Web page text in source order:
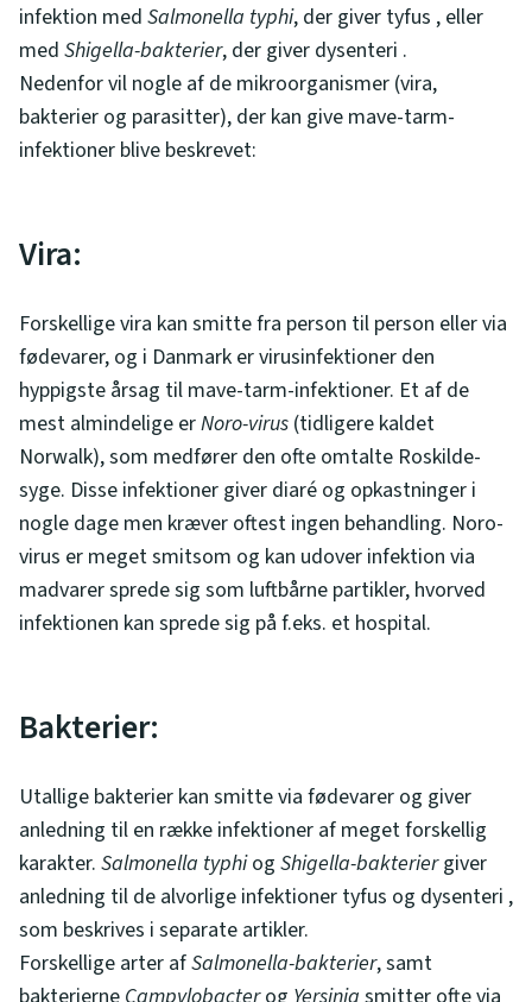
infektion med Salmonella typhi, der giver tyfus , eller
med Shigella-bakterier, der giver dysenteri .
Nedenfor vil nogle af de mikroorganismer (vira,
bakterier og parasitter), der kan give mave-tarm-
infektioner blive beskrevet:
Vira:
Forskellige vira kan smitte fra person til person eller via
fødevarer, og i Danmark er virusinfektioner den
hyppigste årsag til mave-tarm-infektioner. Et af de
mest almindelige erNoro-virus (tidligere kaldet
Norwalk), som medfører den ofte omtalte Roskilde-
syge. Disse infektioner giver diaré og opkastninger i
nogle dage men kræver oftest ingen behandling. Noro-
virus er meget smitsom og kan udover infektion via
madvarer sprede sig som luftbårne partikler, hvorved
infektionen kan sprede sig på f.eks. et hospital.
Bakterier:
Utallige bakterier kan smitte via fødevarer og giver
anledning til en række infektioner af meget forskellig
karakter. Salmonella typhiog Shigella-bakteriergiver
anledning til de alvorlige infektioner tyfus og dysenteri ,
som beskrives i separate artikler.
Forskellige arter afSalmonella-bakterier, samt